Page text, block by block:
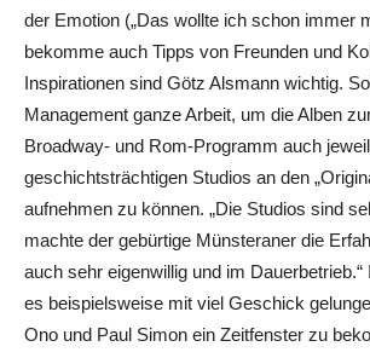
der Emotion („Das wollte ich schon immer
bekomme auch Tipps von Freunden und
Inspirationen sind Götz Alsmann wichtig.
Management ganze Arbeit, um die Alben
Broadway- und Rom-Programm auch
geschichtsträchtigen Studios an den
aufnehmen zu können. „Die Studios sind
machte der gebürtige Münsteraner die
auch sehr eigenwillig und im
es beispielsweise mit viel Geschick
Ono und Paul Simon ein Zeitfenster zu